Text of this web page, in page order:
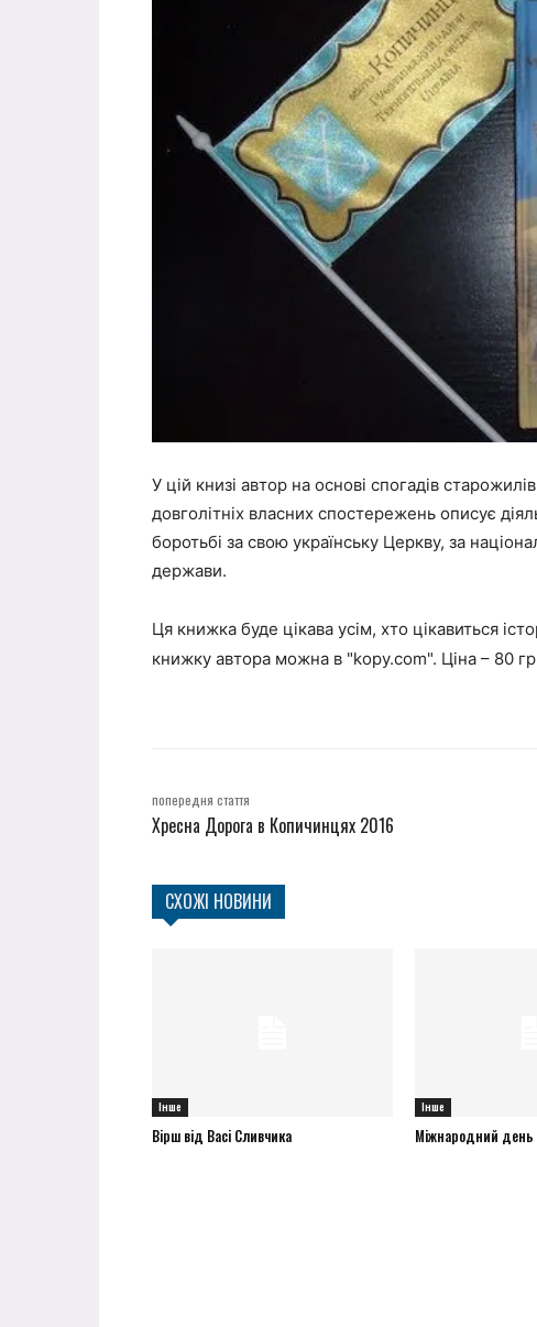
У цій книзі автор на основі спогадів
довголітніх власних спостережень описує
боротьбі за свою українську Церкву, за
держави.
Ця книжка буде цікава усім, хто цікавиться
книжку автора можна в "kopy.com". Ціна – 80
попередня стаття
Хресна Дорога в Копичинцях 2016
СХОЖІ НОВИНИ
Інше
Вірш від Васі Сливчика
Інше
Міжнародний день